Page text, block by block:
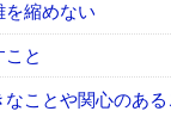
を縮めない
と
なことや関心のある